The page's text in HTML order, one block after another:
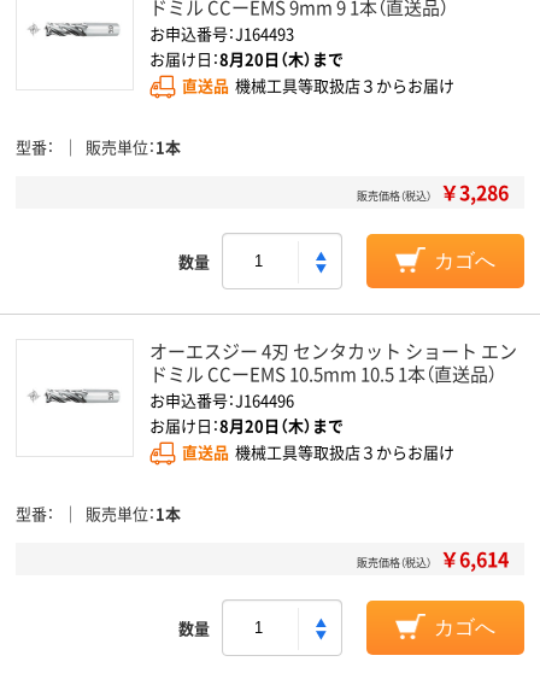
ドミル CCーEMS 9mm 9 1本（直送品）
お申込番号：J164493
お届け日：8月20日（木）まで
直送品 機械工具等取扱店３からお届け
型番 販売単位 1本
販売価格（税込） ￥3,286
数量 カゴへ
オーエスジー 4刃 センタカット ショート エン
ドミル CCーEMS 10.5mm 10.5 1本（直送品）
お申込番号：J164496
お届け日：8月20日（木）まで
直送品 機械工具等取扱店３からお届け
型番 販売単位 1本
販売価格（税込） ￥6,614
数量 カゴへ